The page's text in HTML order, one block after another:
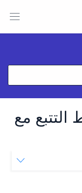
التتبع مع